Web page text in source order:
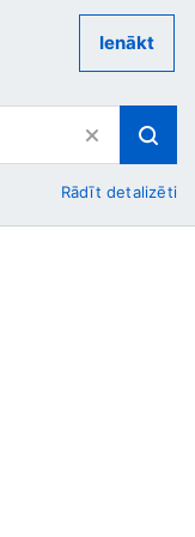
Ienākt
Rādīt detalizēti